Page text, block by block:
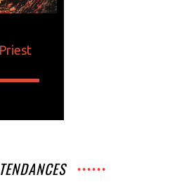
TENDANCES